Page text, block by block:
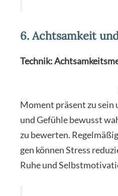
6. Achtsamkeit
Tech­nik:
Moment prä­sent zu sein
und Gefüh­le bewusst
zu bewer­ten.
gen kön­nen Stress
Ruhe und